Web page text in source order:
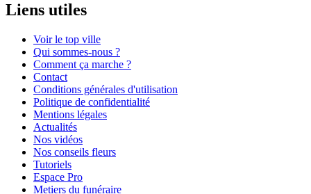
Liens utiles
Voir le top ville
Qui sommes-nous ?
Comment ça marche ?
Contact
Conditions générales d'utilisation
Politique de confidentialité
Mentions légales
Actualités
Nos vidéos
Nos conseils fleurs
Tutoriels
Espace Pro
Metiers du funéraire